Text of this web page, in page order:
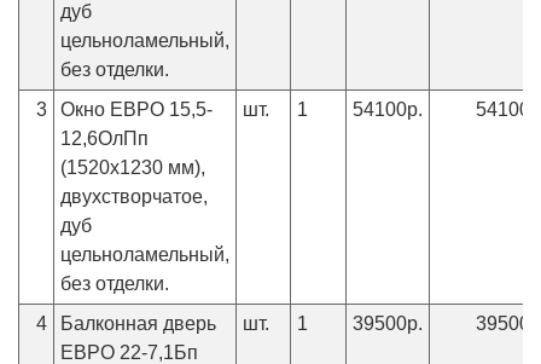
дуб
цельноламельный,
без отделки.
3
Окно ЕВРО 15,5-
12,6ОлПп
(1520х1230 мм),
двухстворчатое,
дуб
цельноламельный,
без отделки.
шт. 1 54100р.
4
Балконная дверь
ЕВРО 22-7,1Бп
шт. 1 39500р.